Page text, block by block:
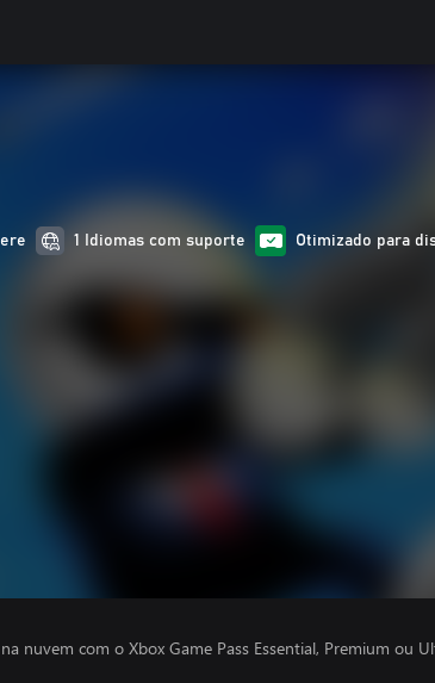
1 Idiomas com suporte Otimizado para
nuvem com o Xbox Game Pass Essential, Premium ou